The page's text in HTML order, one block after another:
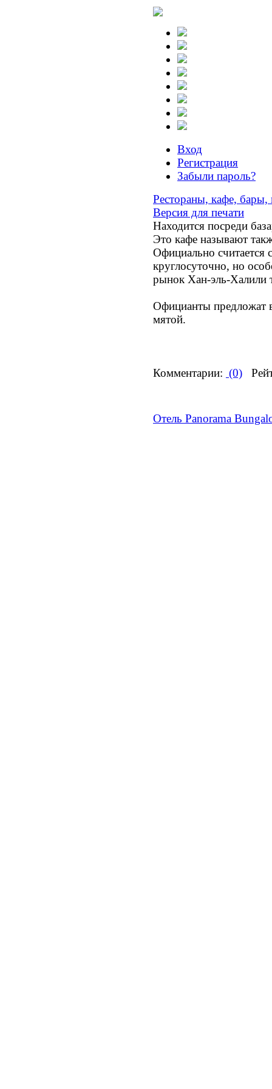
Вход
Регистрация
Забыли пароль?
Рестораны, кафе, бары,
Версия для печати
Находится посреди
Это кафе называют
Офици­ально
круглосуточно, но
рынок Хан-эль-Халили
Официанты предложат
мятой.
Комментарии: (0)
Отель Panorama